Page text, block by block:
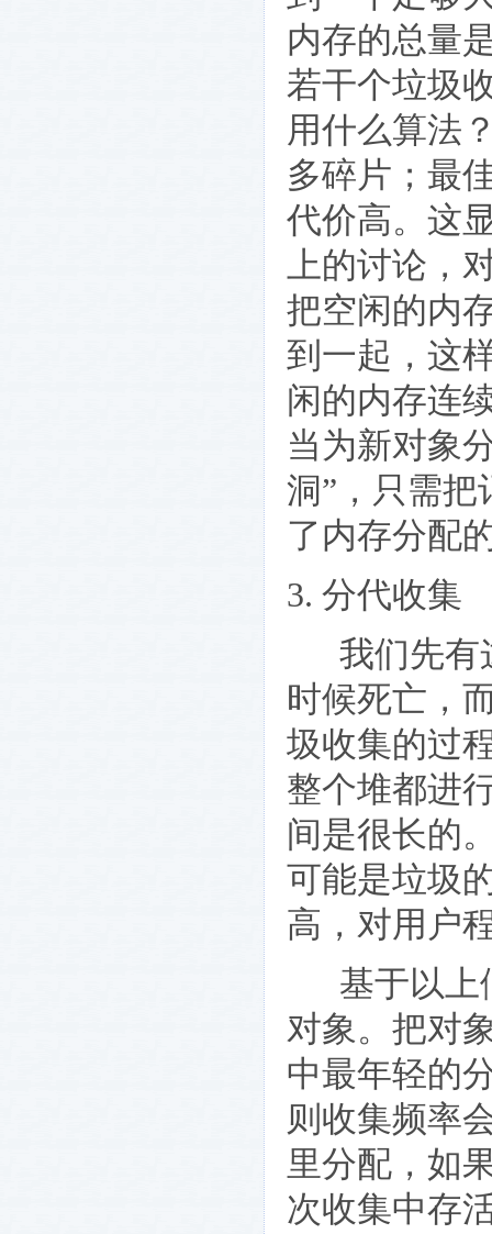
内存的总量
若干个垃圾
用什么算法
多碎片；最
代价高。这
上的讨论，
把空闲的内
到一起，这
闲的内存连
当为新对象
洞”，只需
了内存分配
3. 分代收集
我们先有
时候死亡，
圾收集的过
整个堆都进
间是很长的
可能是垃圾
高，对用户
基于以上
对象。把对
中最年轻的
则收集频率
里分配，如
次收集中存